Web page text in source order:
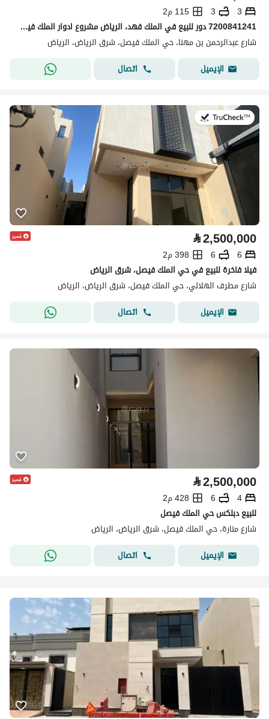
3
3
115 م2
7200841241 دور للبيع في الملك فهد، الرياض مشروع ادوار الملك فيصل
شارع عبدالرحمن بن مهنا، حي الملك فيصل، شرق الرياض، الرياض
الإيميل
اتصال
في:6 يوليو 2026
⃁2,500,000
6
6
398 م2
فيلا فاخرة للبيع في حي الملك فيصل، شرق الرياض
شارع مطرف الهلالي، حي الملك فيصل، شرق الرياض، الرياض
الإيميل
اتصال
⃁2,500,000
4
6
428 م2
للبيع دبلكس حي الملك فيصل
شارع منارة، حي الملك فيصل، شرق الرياض، الرياض
الإيميل
اتصال